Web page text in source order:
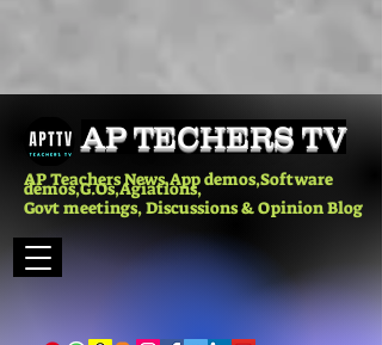
AP TECHERS TV
AP Teachers News,App demos,Software
demos,G.Os,Agiations,
Govt meetings, Discussions & Opinion Blog